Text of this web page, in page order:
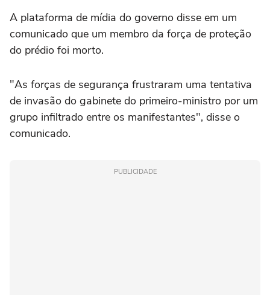
A plataforma de mídia do governo disse em um
comunicado que um membro da força de proteção
do prédio foi morto.
"As forças de segurança frustraram uma tentativa
de invasão do gabinete do primeiro-ministro por um
grupo infiltrado entre os manifestantes", disse o
comunicado.
PUBLICIDADE